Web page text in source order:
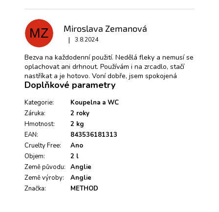
ý
p
i
s
h
o
d
n
o
e
n
í
MZ Miroslava Zemanová
Hodnocení produktu je 5 z 5 hvězdiček.
| 3.8.2024
Bezva na každodenní použití. Nedělá fleky a nemusí se
oplachovat ani drhnout. Používám i na zrcadlo, stačí
nastříkat a je hotovo. Voní dobře, jsem spokojená
Doplňkové parametry
Kategorie:
Koupelna a WC
Záruka:
2 roky
Hmotnost:
2 kg
EAN:
843536181313
Cruelty Free:
Ano
Objem:
2 l
Země původu:
Anglie
Země výroby:
Anglie
Značka: METHOD